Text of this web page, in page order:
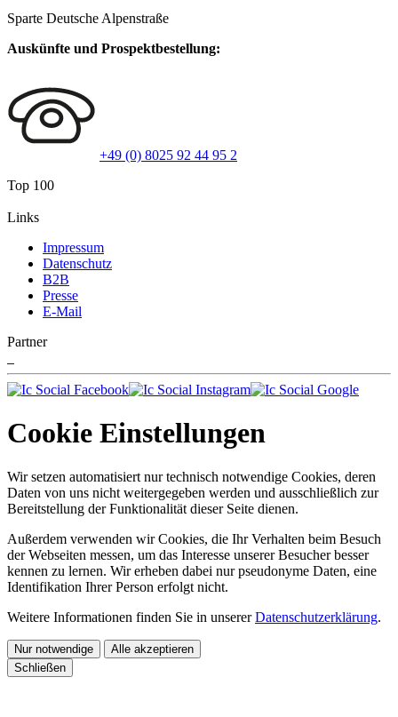
Sparte Deutsche Alpenstraße
Auskünfte und Prospektbestellung:
+49 (0) 8025 92 44 95 2
Top 100
Links
Impressum
Datenschutz
B2B
Presse
E-Mail
Partner
Cookie Einstellungen
Wir setzen automatisiert nur technisch notwendige Cookies, deren
Daten von uns nicht weitergegeben werden und ausschließlich zur
Bereitstellung der Funktionalität dieser Seite dienen.
Außerdem verwenden wir Cookies, die Ihr Verhalten beim Besuch
der Webseiten messen, um das Interesse unserer Besucher besser
kennen zu lernen. Wir erheben dabei nur pseudonyme Daten, eine
Identifikation Ihrer Person erfolgt nicht.
Weitere Informationen finden Sie in unsererDatenschutzerklärung.
Nur notwendige
Alle akzeptieren
Schließen